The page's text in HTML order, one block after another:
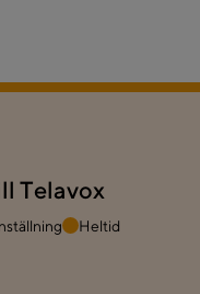
Telavox
Heltid